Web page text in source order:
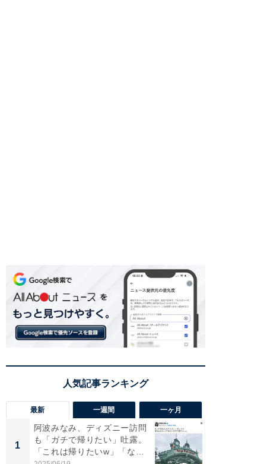
最新 一週間 一ヶ月
1
阿波みなみ、ディズニー訪問
も「ガチで帰りたい」吐露。
「これは帰りたいw」「なん